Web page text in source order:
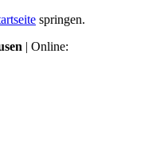
springen.
| Online: